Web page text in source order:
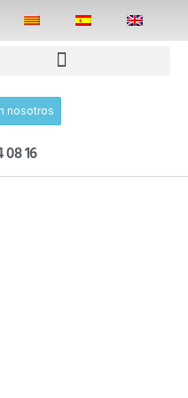
nosotros
08 16